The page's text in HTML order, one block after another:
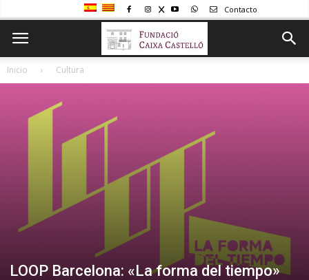
Contacto
Inicio Cultura
LOOP Barcelona: «La forma del tiempo»